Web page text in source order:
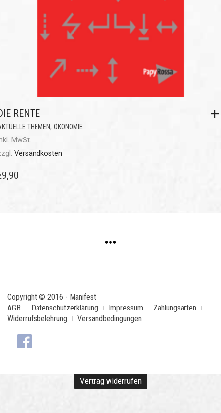
RENTE
THEMEN, ÖKONOMIE
MwSt.
Versandkosten
9,90
Copyright © 2016 - Manifest
AGB
Datenschutzerklärung Impressum
Zahlungsarten
Widerrufsbelehrung
Versandbedingungen
Vertrag widerrufen